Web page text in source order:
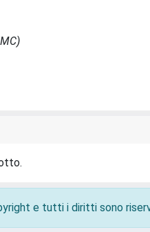
e tutti i diritti sono